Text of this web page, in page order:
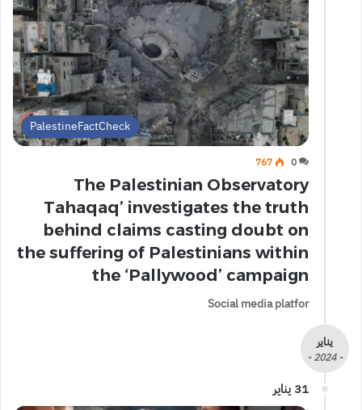
PalestineFactCheck
0
767
The Palestinian Observatory
Tahaqaq’ investigates the truth
behind claims casting doubt on
the suffering of Palestinians within
the ‘Pallywood’ campaign
Social media platfor
يناير
- 2024 -
31 يناير